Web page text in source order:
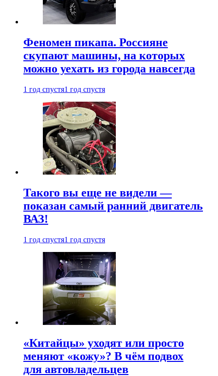
Феномен пикапа. Россияне
скупают машины, на которых
можно уехать из города навсегда
1 год спустя1 год спустя
Такого вы еще не видели —
показан самый ранний двигатель
ВАЗ!
1 год спустя1 год спустя
«Китайцы» уходят или просто
меняют «кожу»? В чём подвох
для автовладельцев